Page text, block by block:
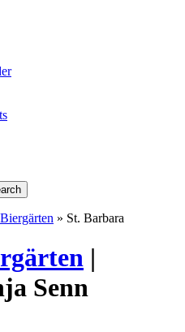
Biergärten » St. Barbara
|
Senn